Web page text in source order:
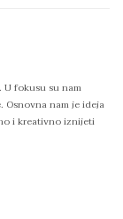
U fokusu su nam
nam je ideja
i kreativno iznijeti